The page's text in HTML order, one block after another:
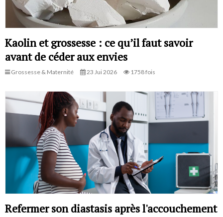
Kaolin et grossesse : ce qu’il faut savoir
avant de céder aux envies
Grossesse & Maternité 23 Jui 2026 1758 fois
Refermer son diastasis après l'accouchement